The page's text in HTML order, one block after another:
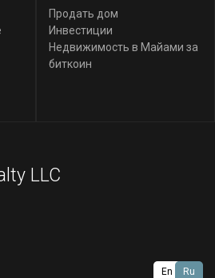
Продать дом
Инвестиции
Недвижимость в Майами за
биткоин
LLC
En Ru